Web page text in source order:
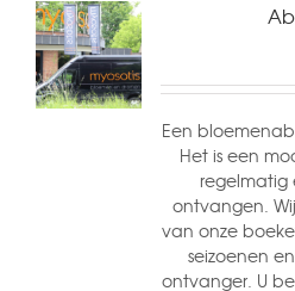
Een
Het is een
ontvangen.
van onze
seizoenen
ontvanger. U